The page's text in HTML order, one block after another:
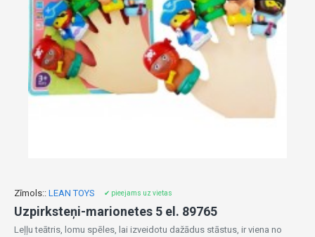
Zīmols:: LEAN TOYS ✔ pieejams uz vietas
Uzpirksteņi-marionetes 5 el. 89765
Leļļu teātris, lomu spēles, lai izveidotu dažādus stāstus, ir viena no